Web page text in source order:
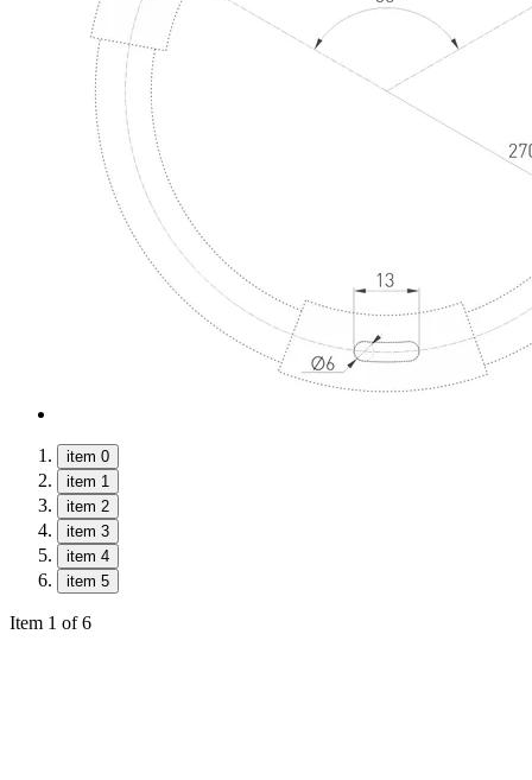
item 0
item 1
item 2
item 3
item 4
item 5
Item 1 of 6